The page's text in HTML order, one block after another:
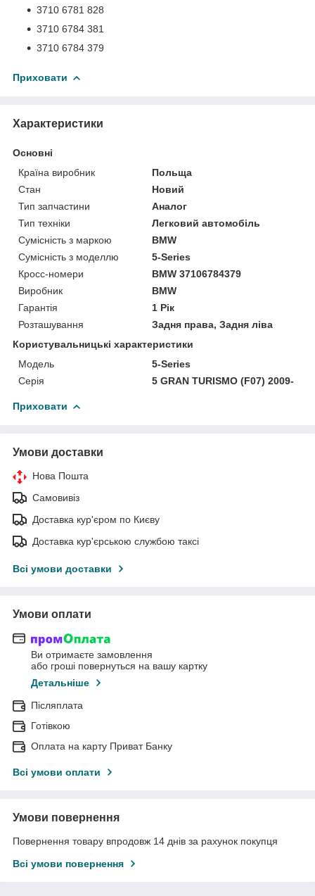
3710 6781 828
3710 6784 381
3710 6784 379
Приховати
Характеристики
Основні
Країна виробник
Польща
Стан
Новий
Тип запчастини
Аналог
Тип техніки
Легковий автомобіль
Сумісність з маркою
BMW
Сумісність з моделлю
5-Series
Кросс-номери
BMW 37106784379
Виробник
BMW
Гарантія
1 Рік
Розташування
Задня права, Задня ліва
Користувальницькі характеристики
Модель
5-Series
Серія
5 GRAN TURISMO (F07) 2009-
Приховати
Умови доставки
Нова Пошта
Самовивіз
Доставка кур'єром по Києву
Доставка кур'єрською службою таксі
Всі умови доставки
Умови оплати
Ви отримаєте замовлення
або гроші повернуться на вашу картку
Детальніше
Післяплата
Готівкою
Оплата на карту Приват Банку
Всі умови оплати
Умови повернення
Повернення товару впродовж 14 днів за рахунок покупця
Всі умови повернення